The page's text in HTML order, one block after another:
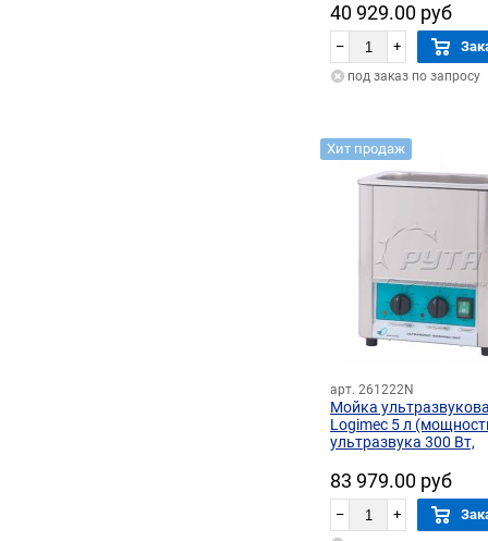
40 929.00 руб
– +
под заказ по запросу
Хит продаж
арт. 261222N
Мойка
Logimec 5 л
ультразвука 300 Вт,
83 979.00 руб
– +